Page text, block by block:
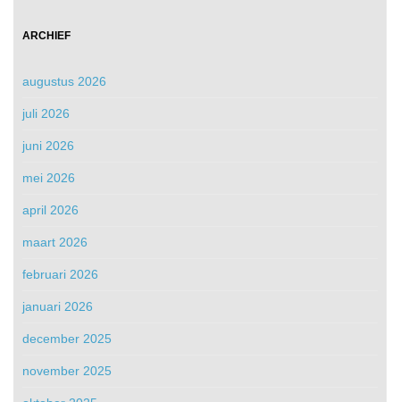
ARCHIEF
augustus 2026
juli 2026
juni 2026
mei 2026
april 2026
maart 2026
februari 2026
januari 2026
december 2025
november 2025